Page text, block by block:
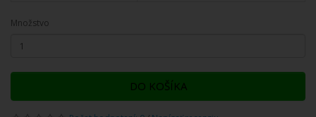
Množstvo
DO KOŠÍKA